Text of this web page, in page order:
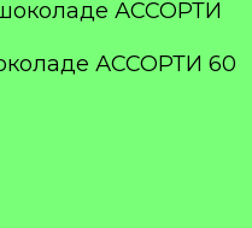
АССОРТИ 60